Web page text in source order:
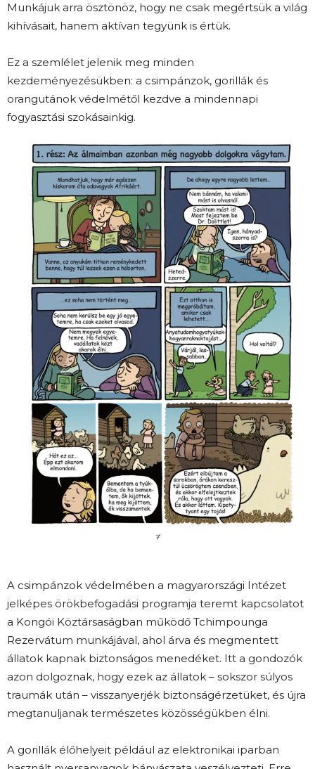
Munkájuk arra ösztönöz, hogy ne csak megértsük a világ
kihívásait, hanem aktívan tegyünk is értük.
Ez a szemlélet jelenik meg minden
kezdeményezésükben: a csimpánzok, gorillák és
orangutánok védelmétől kezdve a mindennapi
fogyasztási szokásainkig.
A csimpánzok védelmében a magyarországi Intézet
jelképes örökbefogadási programja teremt kapcsolatot
a Kongói Köztársaságban működő Tchimpounga
Rezervátum munkájával, ahol árva és megmentett
állatok kapnak biztonságos menedéket. Itt a gondozók
azon dolgoznak, hogy ezek az állatok – sokszor súlyos
traumák után – visszanyerjék biztonságérzetüket, és újra
megtanuljanak természetes közösségükben élni.
A gorillák élőhelyeit például az elektronikai iparban